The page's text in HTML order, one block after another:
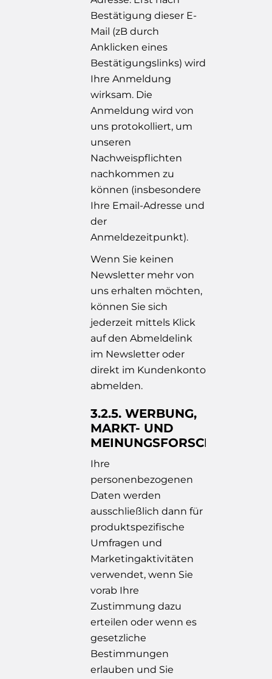
Bestätigung dieser E-
Mail (zB durch
Anklicken eines
Bestätigungslinks) wird
Ihre Anmeldung
wirksam. Die
Anmeldung wird von
uns protokolliert, um
unseren
Nachweispflichten
nachkommen zu
können (insbesondere
Ihre Email-Adresse und
der
Anmeldezeitpunkt).
Wenn Sie keinen
Newsletter mehr von
uns erhalten möchten,
können Sie sich
jederzeit mittels Klick
auf den Abmeldelink
im Newsletter oder
direkt im Kundenkonto
abmelden.
3.2.5. WERBUNG,
MARKT- UND
MEINUNGSFORSCHUNG
Ihre
personenbezogenen
Daten werden
ausschließlich dann für
produktspezifische
Umfragen und
Marketingaktivitäten
verwendet, wenn Sie
vorab Ihre
Zustimmung dazu
erteilen oder wenn es
gesetzliche
Bestimmungen
erlauben und Sie